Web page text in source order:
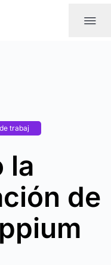
|||
trabaj
la
de